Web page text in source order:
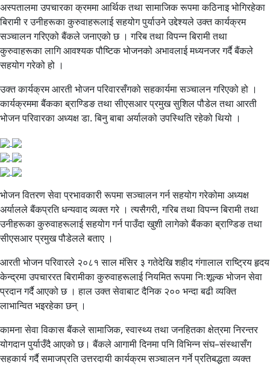
अस्पतालमा उपचारका क्रममा आर्थिक तथा सामाजिक रूपमा कठिनाइ भोगिरहेका
बिरामी र उनीहरूका कुरुवाहरूलाई सहयोग पुर्याउने उद्देश्यले उक्त कार्यक्रम
सञ्चालन गरिएको बैंकले जनाएको छ । गरिब तथा विपन्न बिरामी तथा
कुरुवाहरूका लागि आवश्यक पौष्टिक भोजनको अभावलाई मध्यनजर गर्दै बैंकले
सहयोग गरेको हो ।
उक्त कार्यक्रम आरती भोजन परिवारसँगको सहकार्यमा सञ्चालन गरिएको हो ।
कार्यक्रममा बैंकका ब्राण्डिङ तथा सीएसआर प्रमुख सुशिल पौडेल तथा आरती
भोजन परिवारका अध्यक्ष डा. बिनु बाबा अर्यालको उपस्थिति रहेको थियो ।
भोजन वितरण सेवा प्रभावकारी रूपमा सञ्चालन गर्न सहयोग गरेकोमा अध्यक्ष
अर्यालले बैंकप्रति धन्यवाद व्यक्त गरे । त्यसैगरी, गरिब तथा विपन्न बिरामी तथा
उनीहरूका कुरुवाहरूलाई सहयोग गर्न पाउँदा खुशी लागेको बैंकका ब्राण्डिङ तथा
सीएसआर प्रमुख पौडेलले बताए ।
आरती भोजन परिवारले २०८१ साल मंसिर ३ गतेदेखि शहीद गंगालाल राष्ट्रिय हृदय
केन्द्रमा उपचाररत बिरामीका कुरुवाहरूलाई नियमित रूपमा निःशूल्क भोजन सेवा
प्रदान गर्दै आएको छ । हाल उक्त सेवाबाट दैनिक २०० भन्दा बढी व्यक्ति
लाभान्वित भइरहेका छन् ।
कामना सेवा विकास बैंकले सामाजिक, स्वास्थ्य तथा जनहितका क्षेत्रमा निरन्तर
योगदान पुर्याउँदै आएको छ। बैंकले आगामी दिनमा पनि विभिन्न संघ–संस्थासँग
सहकार्य गर्दै समाजप्रति उत्तरदायी कार्यक्रम सञ्चालन गर्ने प्रतिबद्धता व्यक्त